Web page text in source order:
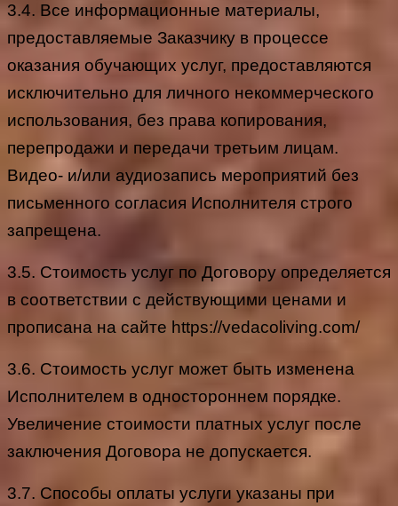
3.4. Все информационные материалы,
предоставляемые Заказчику в процессе
оказания обучающих услуг, предоставляются
исключительно для личного некоммерческого
использования, без права копирования,
перепродажи и передачи третьим лицам.
Видео- и/или аудиозапись мероприятий без
письменного согласия Исполнителя строго
запрещена.
3.5. Стоимость услуг по Договору определяется
в соответствии с действующими ценами и
прописана на сайте https://vedacoliving.com/
3.6. Стоимость услуг может быть изменена
Исполнителем в одностороннем порядке.
Увеличение стоимости платных услуг после
заключения Договора не допускается.
3.7. Способы оплаты услуги указаны при